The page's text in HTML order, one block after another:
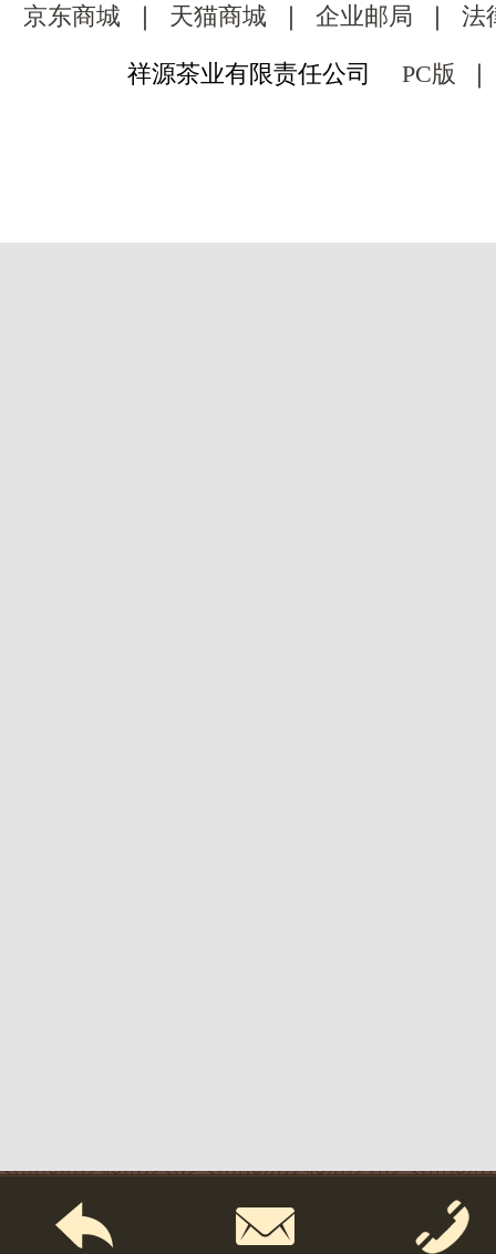
京东商城 ｜ 天猫商城 ｜ 企业邮局 ｜ 法
祥源茶业有限责任公司 PC版